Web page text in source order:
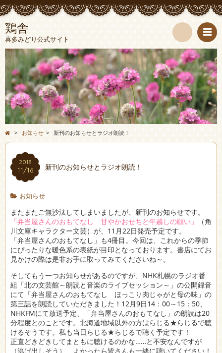
鶏舎
喜多みどり公式サイト
検
索
> お知らせ > 新刊のお知らせとラジオ朗読！
2018
11/16 新刊のお知らせとラジオ朗読！
お知らせ
またまたご無沙汰してしまいましたが、新刊のお知らせです。
「弁当屋さんのおもてなし 甘やかおせちと年越しの願い」
（角
川文庫キャラクター文芸）が、11月22日発売予定です。
「弁当屋さんのおもてなし」も4冊目。今回は、これからの季節
にぴったりな暖色系の表紙が目印となっております。書店にてお
見かけの際は是非お手に取ってみてくださいね～。
そしてもう一つお知らせがあるのですが、NHK札幌のラジオ番
組「北の文芸館～朗読と音楽のライブセッション～」の公開録音
にて「弁当屋さんのおもてなし ほっこり肉じゃがと母の味」の
第三話を朗読していただきました！12月9日14：00～15：50、
NHKFMにて放送予定、「弁当屋さんのおもてなし」の朗読は20
分程度とのことです。北海道地域以外の方はらじる★らじるで聴
けるそうです。私も当日らじる★らじるで聴く予定です！
正直どきどきしてまともに聴けるのかな……と不安なんですが
（逃げ出しそう）、よかったら皆さんも一緒に聴いてください！